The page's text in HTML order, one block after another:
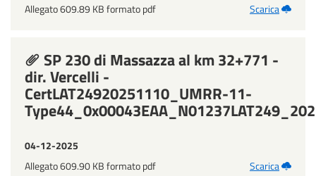
Allegato 609.89 KB formato pdf
Scarica
SP 230 di Massazza al km 32+771 -
dir. Vercelli -
CertLAT24920251110_UMRR-11-
04-12-2025
Allegato 609.90 KB formato pdf
Scarica